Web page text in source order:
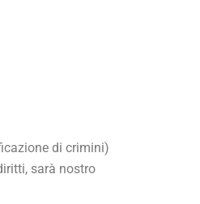
di crimini)
sarà nostro